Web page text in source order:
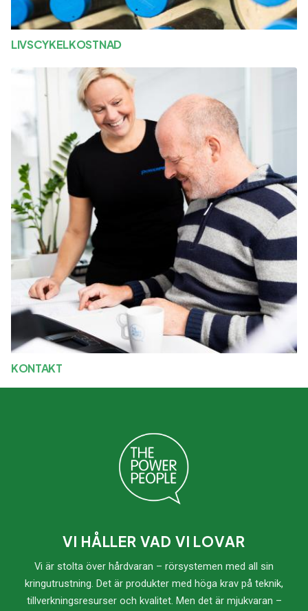
LIVSCYKELKOSTNAD
KONTAKT
VI HÅLLER VAD VI LOVAR
Vi är stolta över hårdvaran – rörsystemen med all sin
kringutrustning. Det är produkter med höga krav på teknik,
tillverkningsresurser och kvalitet. Men det är mjukvaran –